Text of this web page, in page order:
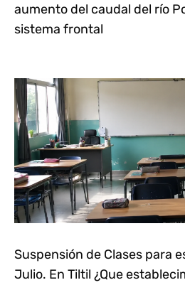
aumento del caudal del río
sistema frontal
Suspensión de Clases para
Julio. En Tiltil ¿Que